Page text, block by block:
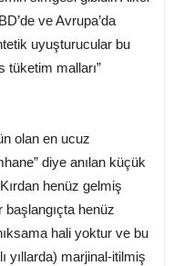
ve Avrupa’da
uyuşturucular bu
tüketim malları”
olan en ucuz
diye anılan küçük
henüz gelmiş
başlangıçta henüz
hali yoktur ve bu
yıllarda) marjinal-itilmiş